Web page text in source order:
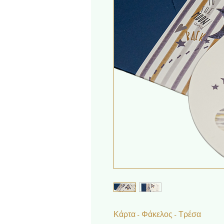
Κάρτα - Φάκελος - Τρέσα